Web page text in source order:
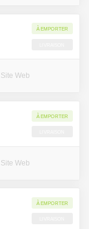
À emporter
Site Web
À emporter
Site Web
À emporter